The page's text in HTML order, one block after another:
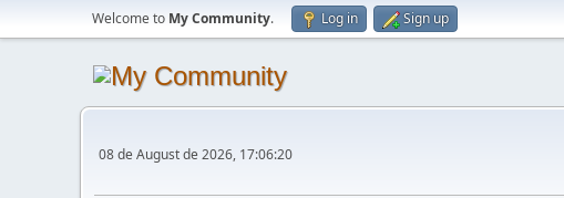
Welcome to My Community. Log in Sign up
08 de August de 2026, 17:06:20